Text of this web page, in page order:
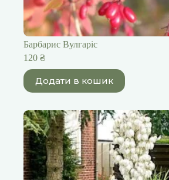
Барбарис Вулгаріс
120 ₴
Додати в кошик